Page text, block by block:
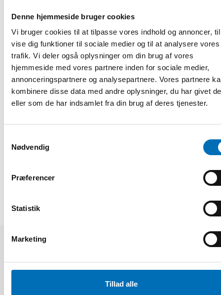
Denne hjemmeside bruger cookies
Vi bruger cookies til at tilpasse vores indhold og annoncer,
vise dig funktioner til sociale medier og til at analysere vores
trafik. Vi deler også oplysninger om din brug af vores
hjemmeside med vores partnere inden for sociale medier,
annonceringspartnere og analysepartnere. Vores partnere
kombinere disse data med andre oplysninger, du har givet
eller som de har indsamlet fra din brug af deres tjenester.
Nødvendig
Præferencer
Statistik
Marketing
Tillad alle
åldrande befolkning. Efterfrågan på arbetskraft inom vård,
långtidsarbetslösa är att betrakta som en resurs som –
med rätt arbetsmarknadspolitik kan bidra till att stärka
Sverige.
Nora Sánchez Gassen, forskare, Åsa Ström Hildestrand,
projektledare, Johanna C. Jokinen, forskare, Ágúst
Bogason, forskare och Rolf Elmér, direktör.Samtliga finns
på Nordregio.